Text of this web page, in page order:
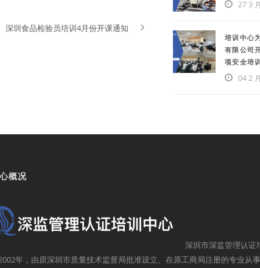
深圳食品检验员培训4月份开课通知
27 3
培训中心
有限公司
项安全培训
04 2
概况
深圳市深监管理认证
年，由原深圳市质量技术监督局批准设立、在原工商局注册的专业从